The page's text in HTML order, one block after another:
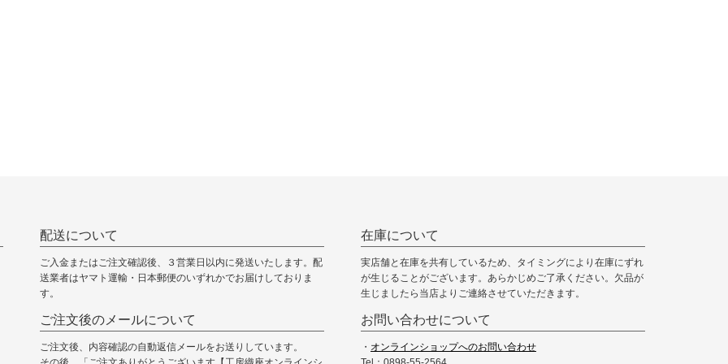
配送について
ご入金またはご注文確認後、３営業日以内に発送いたします。配
送業者はヤマト運輸・日本郵便のいずれかでお届けしておりま
す。
ご注文後のメールについて
ご注文後、内容確認の自動返信メールをお送りしています。
在庫について
実店舗と在庫を共有しているため、タイミングにより在庫にずれ
が生じることがございます。あらかじめご了承ください。欠品が
生じましたら当店よりご連絡させていただきます。
お問い合わせについて
・ オンラインショップへのお問い合わせ